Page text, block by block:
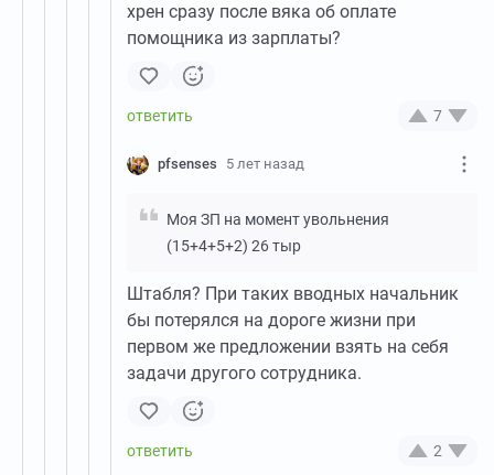
хрен сразу после вяка об оплате
помощника из зарплаты?
7
pfsenses 5 лет назад
Моя ЗП на момент увольнения
(15+4+5+2) 26 тыр
Штабля? При таких вводных начальник
бы потерялся на дороге жизни при
первом же предложении взять на себя
задачи другого сотрудника.
2